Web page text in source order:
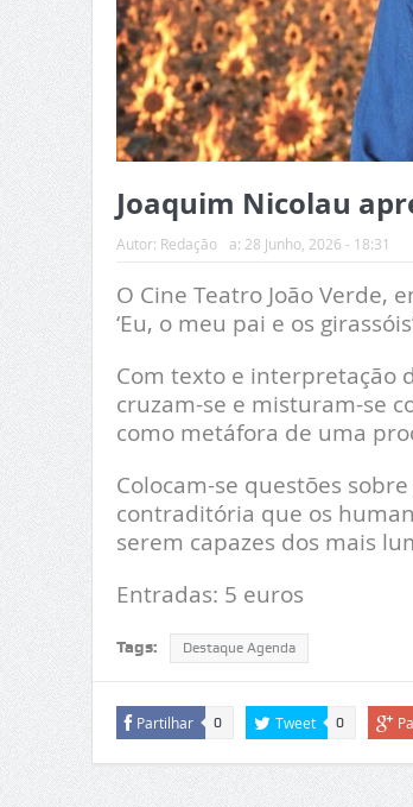
Joaquim Nicolau
Autor: Redação a: 28 Junho, 2026 - 18:31
O Cine Teatro João Verde,
‘Eu, o meu pai e os
Com texto e interpretação
cruzam-se e misturam-se
como metáfora de uma
Colocam-se questões
contraditória que os
serem capazes dos mais
Entradas: 5 euros
Tags: Destaque Agenda
Partilhar 0 Tweet 0